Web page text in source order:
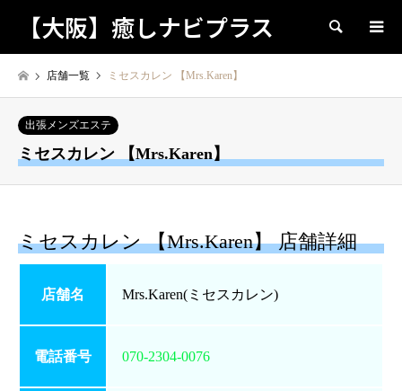
【大阪】癒しナビプラス 検索
店舗一覧 ミセスカレン 【Mrs.Karen】
出張メンズエステ
ミセスカレン 【Mrs.Karen】
ミセスカレン 【Mrs.Karen】 店舗詳細
店舗名 Mrs.Karen(ミセスカレン)
電話番号 070-2304-0076